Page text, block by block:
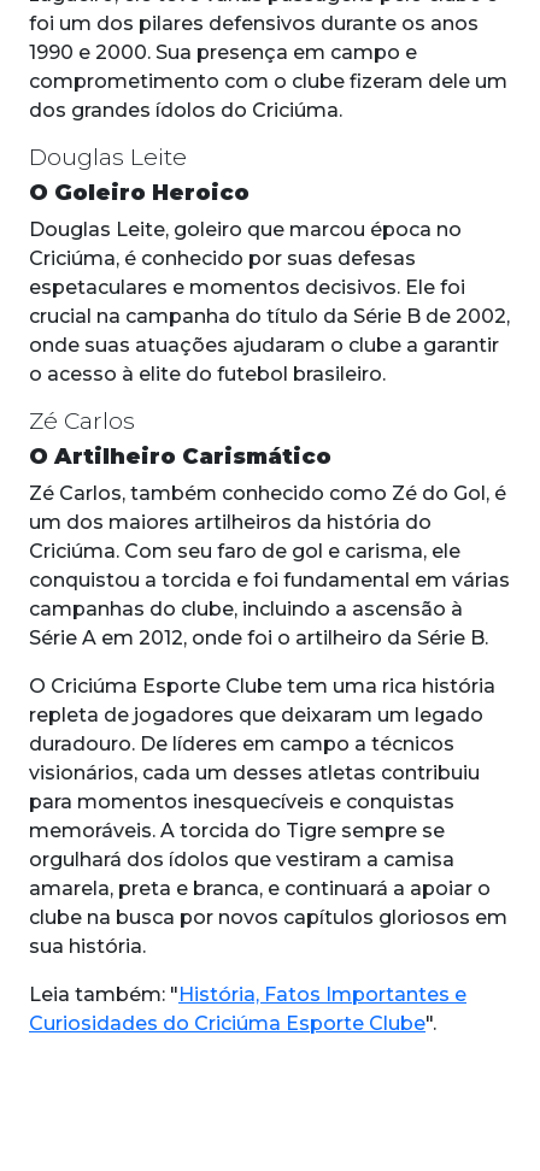
foi um dos pilares defensivos durante os anos
1990 e 2000. Sua presença em campo e
comprometimento com o clube fizeram dele um
dos grandes ídolos do Criciúma.
Douglas Leite
O Goleiro Heroico
Douglas Leite, goleiro que marcou época no
Criciúma, é conhecido por suas defesas
espetaculares e momentos decisivos. Ele foi
crucial na campanha do título da Série B de 2002,
onde suas atuações ajudaram o clube a garantir
o acesso à elite do futebol brasileiro.
Zé Carlos
O Artilheiro Carismático
Zé Carlos, também conhecido como Zé do Gol, é
um dos maiores artilheiros da história do
Criciúma. Com seu faro de gol e carisma, ele
conquistou a torcida e foi fundamental em várias
campanhas do clube, incluindo a ascensão à
Série A em 2012, onde foi o artilheiro da Série B.
O Criciúma Esporte Clube tem uma rica história
repleta de jogadores que deixaram um legado
duradouro. De líderes em campo a técnicos
visionários, cada um desses atletas contribuiu
para momentos inesquecíveis e conquistas
memoráveis. A torcida do Tigre sempre se
orgulhará dos ídolos que vestiram a camisa
amarela, preta e branca, e continuará a apoiar o
clube na busca por novos capítulos gloriosos em
sua história.
Leia também: "História, Fatos Importantes e
Curiosidades do Criciúma Esporte Clube".